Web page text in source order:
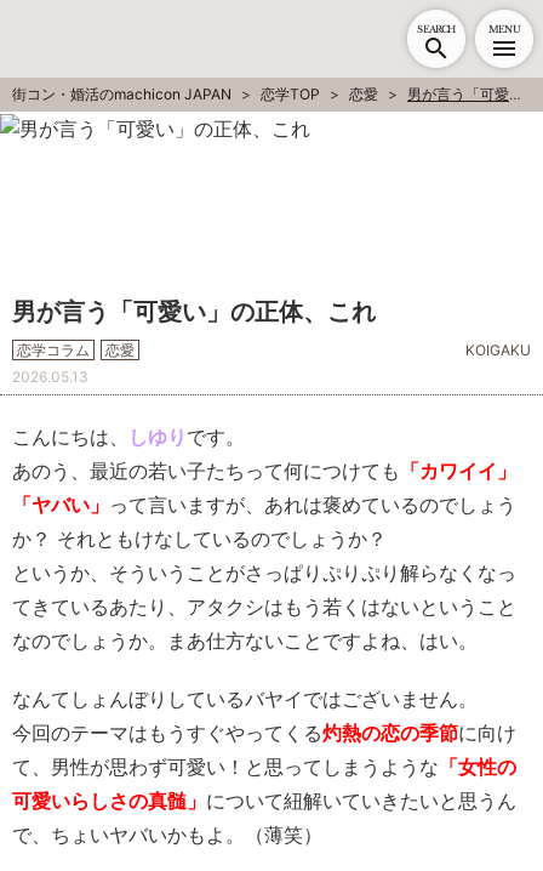
SEARCH MENU
街コン・婚活のmachicon JAPAN 恋学TOP 恋愛 男が言う「可愛い」の正体、これ
男が言う「可愛い」の正体、これ
恋学コラム 恋愛
KOIGAKU
2026.05.13
こんにちは、 しゆり です。
あのう、最近の若い子たちって何につけても 「カワイイ」
「ヤバい」 って言いますが、あれは褒めているのでしょう
か？ それともけなしているのでしょうか？
というか、そういうことがさっぱりぷりぷり解らなくなっ
てきているあたり、アタクシはもう若くはないということ
なのでしょうか。まあ仕方ないことですよね、はい。
なんてしょんぼりしているバヤイではございません。
今回のテーマはもうすぐやってくる灼熱の恋の季節に向け
て、男性が思わず可愛い！と思ってしまうような 「女性の
可愛いらしさの真髄」 について紐解いていきたいと思うん
で、ちょいヤバいかもよ。（薄笑）